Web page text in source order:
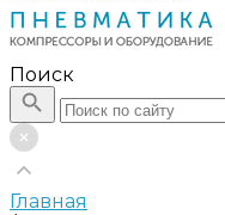
Поиск
Главная